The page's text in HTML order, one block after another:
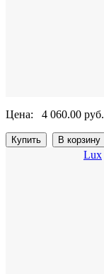
Цена: 4 060.00 руб.
Lux